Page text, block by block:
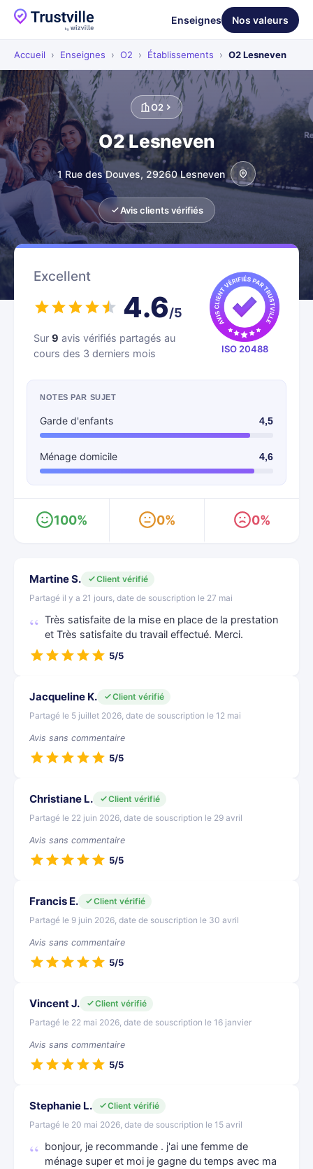
Enseignes Nos valeurs
Accueil › Enseignes › O2 › Établissements › O2 Lesneven
O2
O2 Lesneven
1 Rue des Douves, 29260 Lesneven
Avis clients vérifiés
Excellent
4.6/5
Sur 9 avis vérifiés partagés au
cours des 3 derniers mois
ISO 20488
NOTES PAR SUJET
Garde d'enfants 4,5
Ménage domicile 4,6
100% 0% 0%
Martine S.
Client vérifié
Partagé il y a 21 jours, date de souscription le 27 mai
Très satisfaite de la mise en place de la prestation
et Très satisfaite du travail effectué. Merci.
5/5
Jacqueline K.
Client vérifié
Partagé le 5 juillet 2026, date de souscription le 12 mai
Avis sans commentaire
5/5
Christiane L.
Client vérifié
Partagé le 22 juin 2026, date de souscription le 29 avril
Avis sans commentaire
5/5
Francis E.
Client vérifié
Partagé le 9 juin 2026, date de souscription le 30 avril
Avis sans commentaire
5/5
Vincent J.
Client vérifié
Partagé le 22 mai 2026, date de souscription le 16 janvier
Avis sans commentaire
5/5
Stephanie L.
Client vérifié
Partagé le 20 mai 2026, date de souscription le 15 avril
bonjour, je recommande . j'ai une femme de
ménage super et moi je gagne du temps avec ma